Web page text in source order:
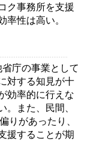
ク事務所を支援
率性は高い。
庁の事業として
対する知見が十
効率的に行えな
。また、民間、
りがあったり、
援することが期